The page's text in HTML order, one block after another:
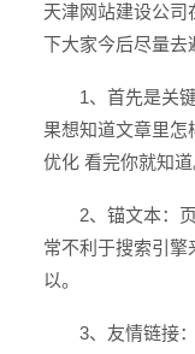
天津网站建设公司
下大家今后尽量去
1、首先是关键
果想知道文章里怎
优化 看完你就知道
2、锚文本：页
常不利于搜索引擎
以。
3、友情链接：